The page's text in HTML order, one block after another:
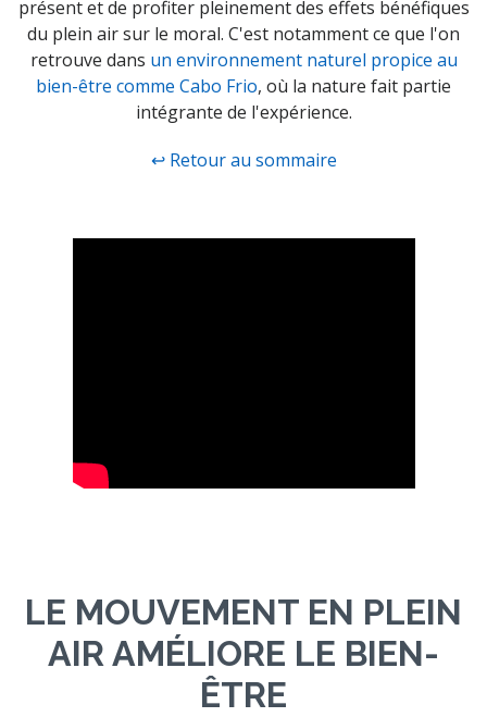
présent et de profiter pleinement des effets bénéfiques
du plein air sur le moral. C'est notamment ce que l'on
retrouve dans un environnement naturel propice au
bien-être comme Cabo Frio, où la nature fait partie
intégrante de l'expérience.
↩ Retour au sommaire
LE MOUVEMENT EN PLEIN
AIR AMÉLIORE LE BIEN-
ÊTRE